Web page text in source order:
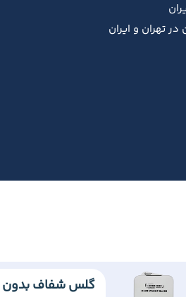
تهران و ایران
گلس شفاف بدون